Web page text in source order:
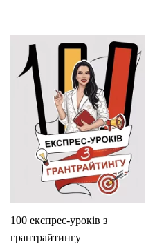
100 експрес-уроків з
грантрайтингу